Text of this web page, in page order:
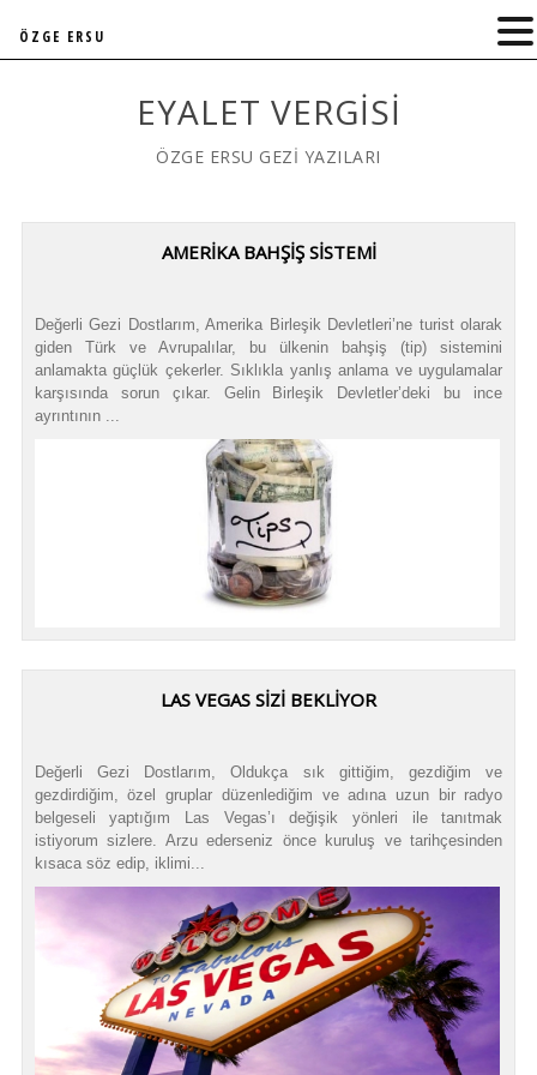
EYALET VERGISI
ÖZGE ERSU GEZİ YAZILARI
AMERİKA BAHŞİŞ SİSTEMİ
Değerli Gezi Dostlarım, Amerika Birleşik Devletleri’ne turist olarak
giden Türk ve Avrupalılar, bu ülkenin bahşiş (tip) sistemini
anlamakta güçlük çekerler. Sıklıkla yanlış anlama ve uygulamalar
karşısında sorun çıkar. Gelin Birleşik Devletler’deki bu ince
ayrıntının ...
LAS VEGAS SİZİ BEKLİYOR
Değerli Gezi Dostlarım, Oldukça sık gittiğim, gezdiğim ve
gezdirdiğim, özel gruplar düzenlediğim ve adına uzun bir radyo
belgeseli yaptığım Las Vegas’ı değişik yönleri ile tanıtmak
istiyorum sizlere. Arzu ederseniz önce kuruluş ve tarihçesinden
kısaca söz edip, iklimi...
ÖZGE ERSU